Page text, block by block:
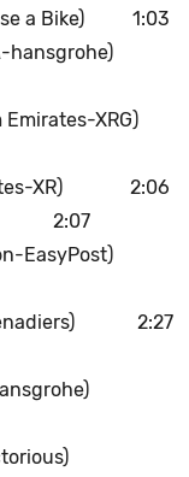
a Bike) 1:03
hansgrohe)
Emirates-XRG)
XR) 2:06
2:07
EasyPost)
2:27